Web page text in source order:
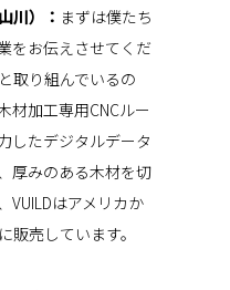
川）： まずは僕たち
をお伝えさせてくだ
取り組んでいるの
材加工専用CNCルー
したデジタルデータ
厚みのある木材を切
VUILDはアメリカか
販売しています。